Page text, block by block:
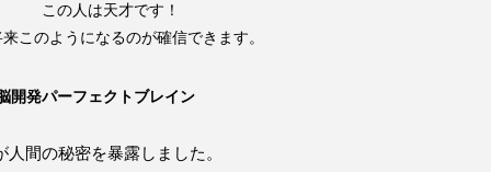
この人は天才です！
このようになるのが確信できます。
開発パーフェクトブレイン
人間の秘密を暴露しました。